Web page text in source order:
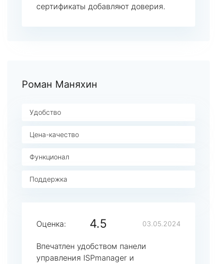
сертификаты добавляют доверия.
Роман Маняхин
Удобство
Цена-качество
Функционал
Поддержка
Оценка: 4.5 03.05.2024
Впечатлен удобством панели
управления ISPmanager и